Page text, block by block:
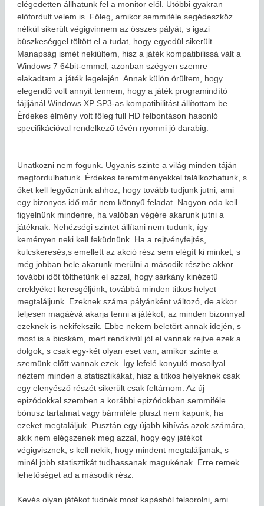
elégedetten állhatunk fel a monitor elől. Utóbbi gyakran
előfordult velem is. Főleg, amikor semmiféle segédeszköz
nélkül sikerült végigvinnem az összes pályát, s igazi
büszkeséggel töltött el a tudat, hogy egyedül sikerült.
Manapság ismét nekiültem, hisz a játék kompatibilissá vált a
Windows 7 64bit-emmel, azonban szégyen szemre
elakadtam a játék legelején. Annak külön örültem, hogy
elegendő volt annyit tennem, hogy a játék programindító
fájljánál Windows XP SP3-as kompatibilitást állítottam be.
Érdekes élmény volt főleg full HD felbontáson hasonló
specifikációval rendelkező tévén nyomni jó darabig.
Unatkozni nem fogunk. Ugyanis szinte a világ minden táján
megfordulhatunk. Érdekes teremtményekkel találkozhatunk, s
őket kell legyőznünk ahhoz, hogy tovább tudjunk jutni, ami
egy bizonyos idő már nem könnyű feladat. Nagyon oda kell
figyelnünk mindenre, ha valóban végére akarunk jutni a
játéknak. Nehézségi szintet állítani nem tudunk, így
keményen neki kell feküdnünk. Ha a rejtvényfejtés,
kulcskeresés,s emellett az akció rész sem elégít ki minket, s
még jobban bele akarunk merülni a második részbe akkor
további időt tölthetünk el azzal, hogy sárkány kinézetű
ereklyéket keresgéljünk, továbbá minden titkos helyet
megtaláljunk. Ezeknek száma pályánként változó, de akkor
teljesen magáévá akarja tenni a játékot, az minden bizonnyal
ezeknek is nekifekszik. Ebbe nekem beletört annak idején, s
most is a bicskám, mert rendkívül jól el vannak rejtve ezek a
dolgok, s csak egy-két olyan eset van, amikor szinte a
szemünk előtt vannak ezek. Így lefelé konyuló mosollyal
néztem minden a statisztikákat, hisz a titkos helyeknek csak
egy elenyésző részét sikerült csak feltárnom. Az új
epizódokkal szemben a korábbi epizódokban semmiféle
bónusz tartalmat vagy bármiféle pluszt nem kapunk, ha
ezeket megtaláljuk. Pusztán egy újabb kihívás azok számára,
akik nem elégszenek meg azzal, hogy egy játékot
végigvisznek, s kell nekik, hogy mindent megtaláljanak, s
minél jobb statisztikát tudhassanak magukénak. Erre remek
lehetőséget ad a második rész.
Kevés olyan játékot tudnék most kapásból felsorolni, ami